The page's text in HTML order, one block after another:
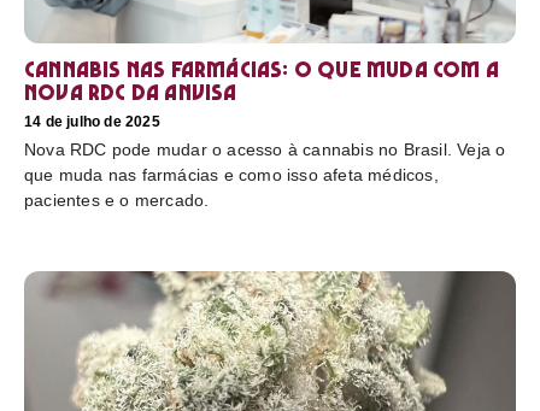
Cannabis nas farmácias: o que muda com a
nova RDC da Anvisa
14 de julho de 2025
Nova RDC pode mudar o acesso à cannabis no Brasil. Veja o
que muda nas farmácias e como isso afeta médicos,
pacientes e o mercado.